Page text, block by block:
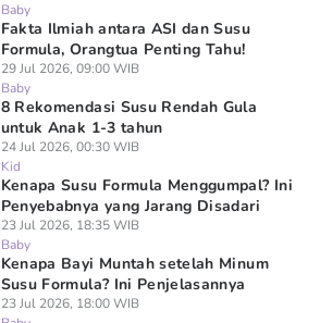
Baby
Fakta Ilmiah antara ASI dan Susu
Formula, Orangtua Penting Tahu!
29 Jul 2026, 09:00 WIB
Baby
8 Rekomendasi Susu Rendah Gula
untuk Anak 1-3 tahun
24 Jul 2026, 00:30 WIB
Kid
Kenapa Susu Formula Menggumpal? Ini
Penyebabnya yang Jarang Disadari
23 Jul 2026, 18:35 WIB
Baby
Kenapa Bayi Muntah setelah Minum
Susu Formula? Ini Penjelasannya
23 Jul 2026, 18:00 WIB